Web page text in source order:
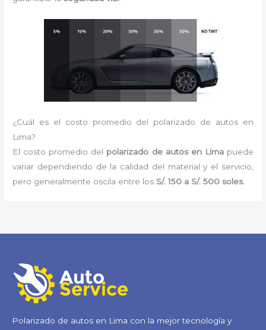
¿Cuál es el costo promedio del polarizado de autos en
Lima?
El costo promedio del polarizado de autos en Limapuede
variar dependiendo de la calidad del material y el servicio,
pero generalmente oscila entre los S/. 150 a S/. 500 soles.
Polarizado de autos en Lima con la mejor tecnología y